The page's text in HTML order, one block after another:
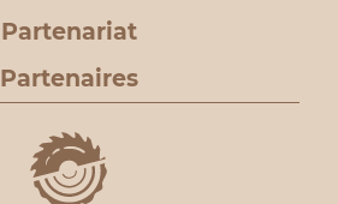
Partenariat
Partenaires